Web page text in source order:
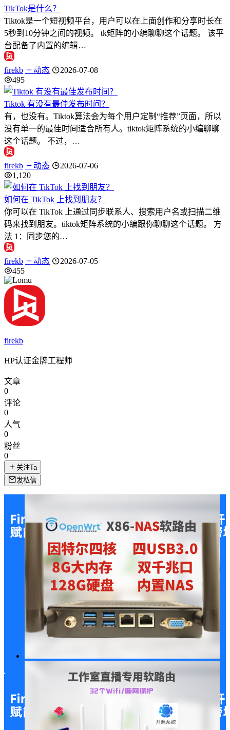
TikTok是什么？
Tiktok是一个短视频平台，用户可以在上面创作和分享时长在
5秒到10分钟之间的视频。 tk矩阵的小编聊聊这个话题。 该平
台配备了内置的编辑…
firekb 动态
2026-07-08
495
Tiktok 有没有最佳发布时间？
有，也没有。Tiktok算法会为每个用户定制“推荐”页面，所以
没有单一的最佳时间适合所有人。tiktok矩阵系统的小编聊聊
这个话题。 不过，…
firekb 动态
2026-07-06
1,120
如何在 TikTok 上找到朋友？
你可以在 TikTok 上通过同步联系人、搜索用户名或扫描二维
码来找到朋友。tiktok矩阵系统的小编跟你聊聊这个话题。 方
法 1：同步您的…
firekb 动态
2026-07-05
455
firekb
HP认证金牌工程师
文章
0
评论
0
人气
0
粉丝
0
关注Ta
发私信